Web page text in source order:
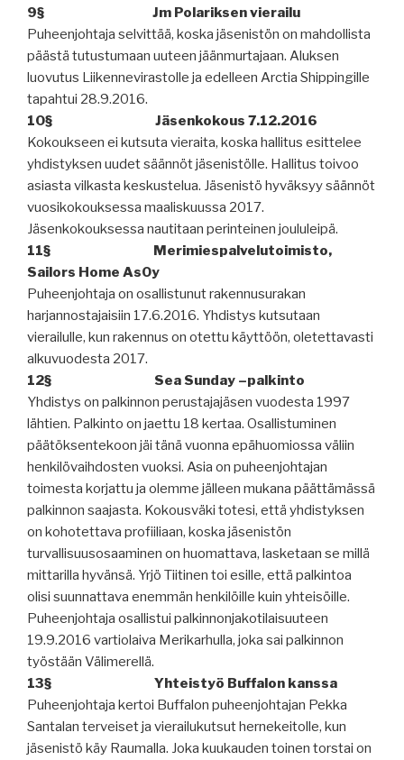
9§
Jm Polariksen vierailu
Puheenjohtaja selvittää, koska jäsenistön on mahdollista
päästä tutustumaan uuteen jäänmurtajaan. Aluksen
luovutus Liikennevirastolle ja edelleen Arctia Shippingille
tapahtui 28.9.2016.
10§
Jäsenkokous 7.12.2016
Kokoukseen ei kutsuta vieraita, koska hallitus esittelee
yhdistyksen uudet säännöt jäsenistölle. Hallitus toivoo
asiasta vilkasta keskustelua. Jäsenistö hyväksyy säännöt
vuosikokouksessa maaliskuussa 2017.
Jäsenkokouksessa nautitaan perinteinen joululeipä.
11§
Merimiespalvelutoimisto,
Sailors Home AsOy
Puheenjohtaja on osallistunut rakennusurakan
harjannostajaisiin 17.6.2016. Yhdistys kutsutaan
vierailulle, kun rakennus on otettu käyttöön, oletettavasti
alkuvuodesta 2017.
12§
Sea Sunday –palkinto
Yhdistys on palkinnon perustajajäsen vuodesta 1997
lähtien. Palkinto on jaettu 18 kertaa. Osallistuminen
päätöksentekoon jäi tänä vuonna epähuomiossa väliin
henkilövaihdosten vuoksi. Asia on puheenjohtajan
toimesta korjattu ja olemme jälleen mukana päättämässä
palkinnon saajasta. Kokousväki totesi, että yhdistyksen
on kohotettava profiiliaan, koska jäsenistön
turvallisuusosaaminen on huomattava, lasketaan se millä
mittarilla hyvänsä. Yrjö Tiitinen toi esille, että palkintoa
olisi suunnattava enemmän henkilöille kuin yhteisöille.
Puheenjohtaja osallistui palkinnonjakotilaisuuteen
19.9.2016 vartiolaiva Merikarhulla, joka sai palkinnon
työstään Välimerellä.
13§
Yhteistyö Buffalon kanssa
Puheenjohtaja kertoi Buffalon puheenjohtajan Pekka
Santalan terveiset ja vierailukutsut hernekeitolle, kun
jäsenistö käy Raumalla. Joka kuukauden toinen torstai on